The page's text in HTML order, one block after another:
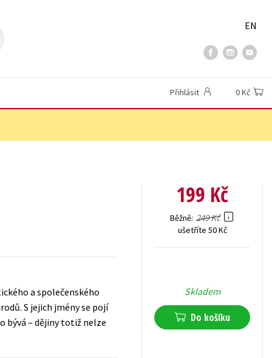
EN
Přihlásit 0 Kč
a společenského
S jejich jmény se pojí
bývá – dějiny totiž nelze
199 Kč
Běžně 249 Kč
ušetříte 50 Kč
Skladem
Do košíku